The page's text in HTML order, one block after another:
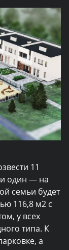
11
один — на
семьи будет
116,8 м2 с
у всех
типа. К
а